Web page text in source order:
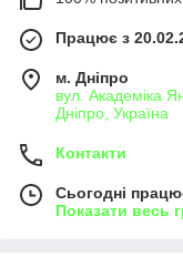
Працює з
м. Дніпро
вул. Академіка
Дніпро, Україна
Контакти
Сьогодні
Показати весь